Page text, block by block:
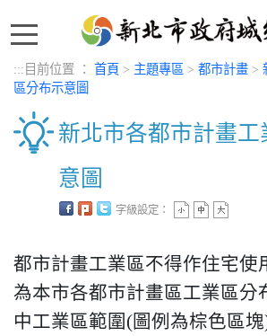
::: 目前位置 ： 首頁 > 主題專區 > 都市計畫 >
區分布示意圖
新北市各都市計畫工
意圖
字級設定：
都市計畫工業區不得作住宅使
為本市各都市計畫區工業區分
中工業區範圍(圖例為棕色區